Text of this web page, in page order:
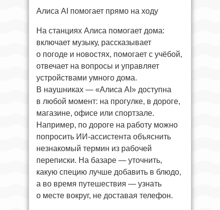
Алиса AI помогает прямо на ходу
На станциях Алиса помогает дома:
включает музыку, рассказывает
о погоде и новостях, помогает с учёбой,
отвечает на вопросы и управляет
устройствами умного дома.
В наушниках — «Алиса AI» доступна
в любой момент: на прогулке, в дороге,
магазине, офисе или спортзале.
Например, по дороге на работу можно
попросить ИИ-ассистента объяснить
незнакомый термин из рабочей
переписки. На базаре — уточнить,
какую специю лучше добавить в блюдо,
а во время путешествия — узнать
о месте вокруг, не доставая телефон.